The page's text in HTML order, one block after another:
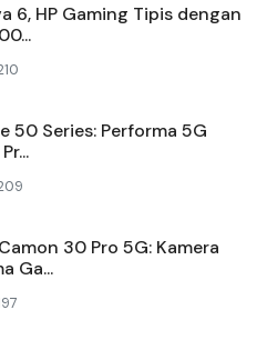
6, HP Gaming Tipis dengan
50 Series: Performa 5G
30 Pro 5G: Kamera
Ga...